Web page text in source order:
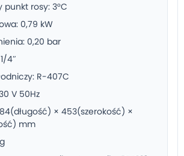
punkt rosy: 3°C
0,79 kW
0,20 bar
4″
R-407C
V 50Hz
× 453(szerokość) ×
mm